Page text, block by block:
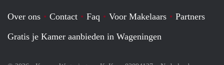
Over ons Contact Faq Voor Makelaars
Partners
Gratis je Kamer aanbieden in Wageningen